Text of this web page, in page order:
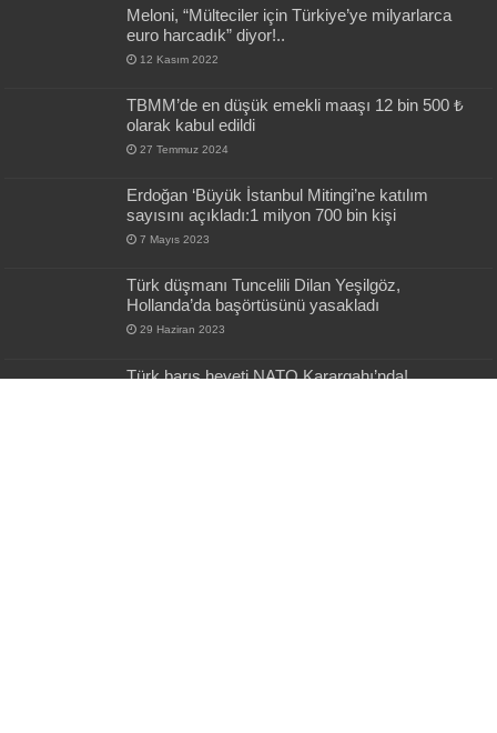
Meloni, “Mülteciler için Türkiye’ye milyarlarca
euro harcadık” diyor!..
12 Kasım 2022
TBMM’de en düşük emekli maaşı 12 bin 500 ₺
olarak kabul edildi
27 Temmuz 2024
Erdoğan ‘Büyük İstanbul Mitingi’ne katılım
sayısını açıkladı:1 milyon 700 bin kişi
7 Mayıs 2023
Türk düşmanı Tuncelili Dilan Yeşilgöz,
Hollanda’da başörtüsünü yasakladı
29 Haziran 2023
Türk barış heyeti NATO Karargahı’nda!